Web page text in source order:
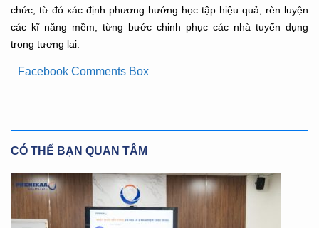
chức, từ đó xác định phương hướng học tập hiệu quả, rèn luyện
các kĩ năng mềm, từng bước chinh phục các nhà tuyển dụng
trong tương lai.
Facebook Comments Box
CÓ THỂ BẠN QUAN TÂM